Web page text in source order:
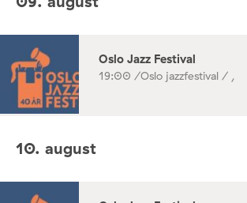
Oslo Jazz Festival
19:00 /Oslo jazzfestival / ,
10. august